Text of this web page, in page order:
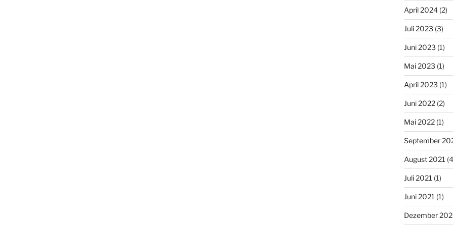
April 2024(2)
Juli 2023 (3)
Juni 2023 (1)
Mai 2023 (1)
April 2023 (1)
Juni 2022(2)
Mai 2022(1)
September
August 2021
Juli 2021 (1)
Juni 2021 (1)
Dezember